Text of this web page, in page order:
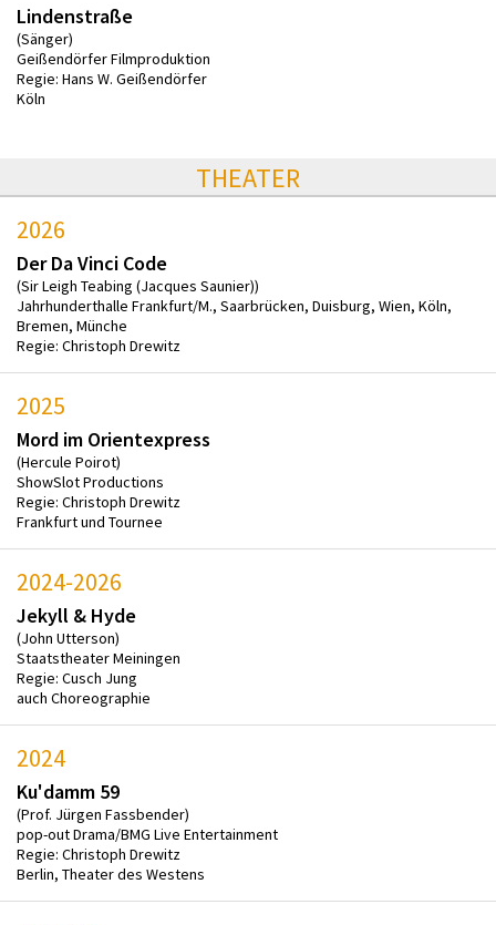
Lindenstraße
(Sänger)
Geißendörfer Filmproduktion
Regie: Hans W. Geißendörfer
Köln
THEATER
2026
Der Da Vinci Code
(Sir Leigh Teabing (Jacques Saunier))
Jahrhunderthalle Frankfurt/M., Saarbrücken, Duisburg, Wien, Köln,
Bremen, Münche
Regie: Christoph Drewitz
2025
Mord im Orientexpress
(Hercule Poirot)
ShowSlot Productions
Regie: Christoph Drewitz
Frankfurt und Tournee
2024-2026
Jekyll & Hyde
(John Utterson)
Staatstheater Meiningen
Regie: Cusch Jung
auch Choreographie
2024
Ku'damm 59
(Prof. Jürgen Fassbender)
pop-out Drama/BMG Live Entertainment
Regie: Christoph Drewitz
Berlin, Theater des Westens